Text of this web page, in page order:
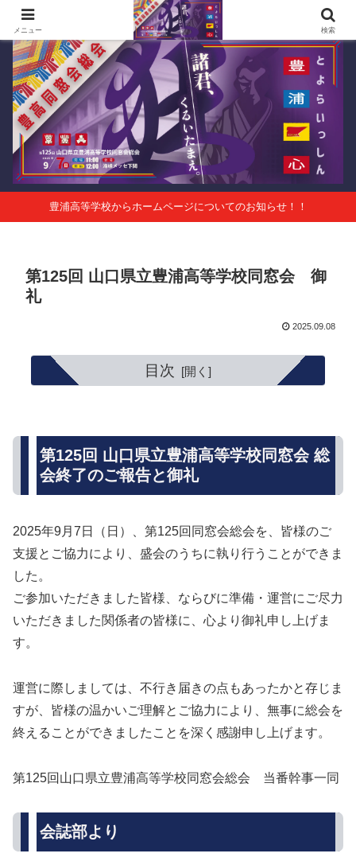
第125回山口県立豊浦高等学校同窓会総会 会報Vol.63
豊浦高等学校からホームページについてのお知らせ！！
第125回 山口県立豊浦高等学校同窓会 御
礼
2025.09.08
目次
第125回 山口県立豊浦高等学校同窓会 総
会終了のご報告と御礼
2025年9月7日（日）、第125回同窓会総会を、皆様のご
支援とご協力により、盛会のうちに執り行うことができま
した。
ご参加いただきました皆様、ならびに準備・運営にご尽力
いただきました関係者の皆様に、心より御礼申し上げま
す。
運営に際しましては、不行き届きの点もあったかと存じま
すが、皆様の温かいご理解とご協力により、無事に総会を
終えることができましたことを深く感謝申し上げます。
第125回山口県立豊浦高等学校同窓会総会 当番幹事一同
会誌部より
メニュー 検索